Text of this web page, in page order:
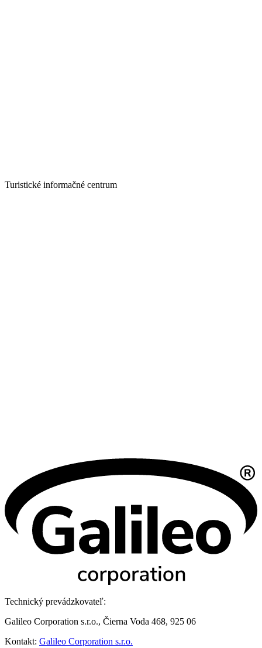
Turistické informačné centrum
Technický prevádzkovateľ:
Galileo Corporation s.r.o., Čierna Voda 468, 925 06
Kontakt: Galileo Corporation s.r.o.